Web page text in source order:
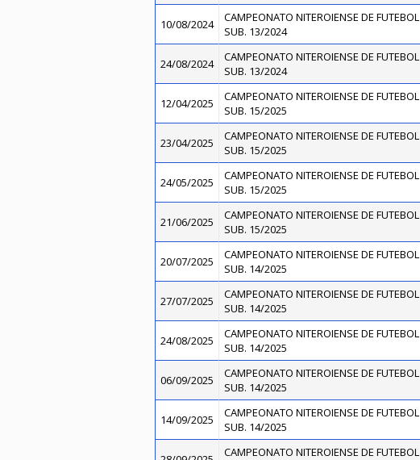
10/08/2024
CAMPEONATO NITEROIENSE DE FUTEBOL
SUB. 13/2024
24/08/2024
CAMPEONATO NITEROIENSE DE FUTEBOL
SUB. 13/2024
12/04/2025
CAMPEONATO NITEROIENSE DE FUTEBOL
SUB. 15/2025
23/04/2025
CAMPEONATO NITEROIENSE DE FUTEBOL
SUB. 15/2025
24/05/2025
CAMPEONATO NITEROIENSE DE FUTEBOL
SUB. 15/2025
21/06/2025
CAMPEONATO NITEROIENSE DE FUTEBOL
SUB. 15/2025
20/07/2025
CAMPEONATO NITEROIENSE DE FUTEBOL
SUB. 14/2025
27/07/2025
CAMPEONATO NITEROIENSE DE FUTEBOL
SUB. 14/2025
24/08/2025
CAMPEONATO NITEROIENSE DE FUTEBOL
SUB. 14/2025
06/09/2025
CAMPEONATO NITEROIENSE DE FUTEBOL
SUB. 14/2025
14/09/2025
CAMPEONATO NITEROIENSE DE FUTEBOL
SUB. 14/2025
CAMPEONATO NITEROIENSE DE FUTEBOL